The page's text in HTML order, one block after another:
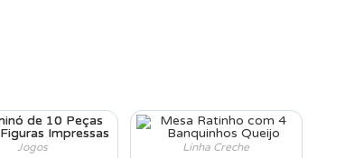
Jogos Linha Creche